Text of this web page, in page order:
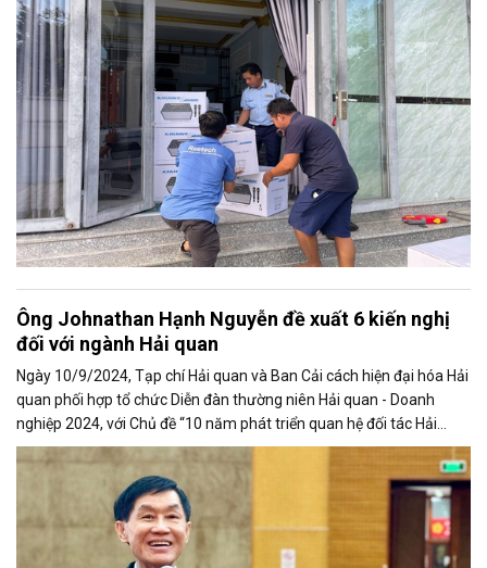
Ông Johnathan Hạnh Nguyễn đề xuất 6 kiến nghị
đối với ngành Hải quan
Ngày 10/9/2024, Tạp chí Hải quan và Ban Cải cách hiện đại hóa Hải
quan phối hợp tổ chức Diễn đàn thường niên Hải quan - Doanh
nghiệp 2024, với Chủ đề “10 năm phát triển quan hệ đối tác Hải
quan - Doanh nghiệp”.